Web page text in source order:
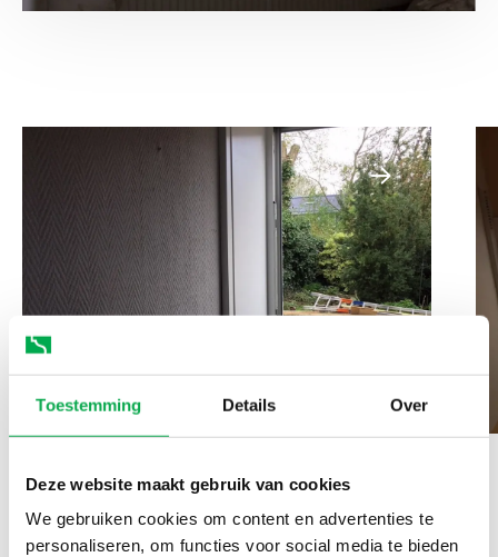
Toestemming Details Over
Deze website maakt gebruik van cookies
We gebruiken cookies om content en advertenties te
personaliseren, om functies voor social media te bieden